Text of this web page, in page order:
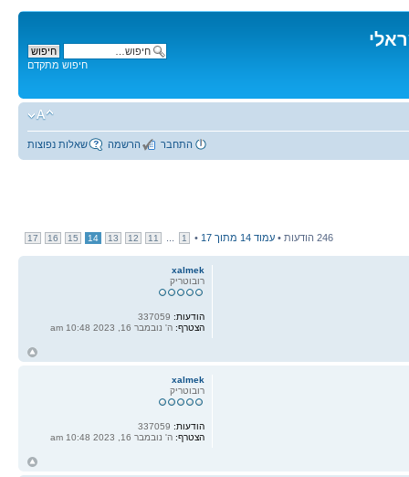
חיפוש מתקדם
שאלות נפוצות הרשמה התחבר
246 הודעות • עמוד 14 מתוך 17
•
1
11
12
13
14
15
16
17
xalmek
רובוטריק
הודעות:
הצטרף: ה' נובמבר 16, 2023 10:48 am
xalmek
רובוטריק
הודעות:337059
הצטרף:ה' נובמבר 16, 2023 10:48 am